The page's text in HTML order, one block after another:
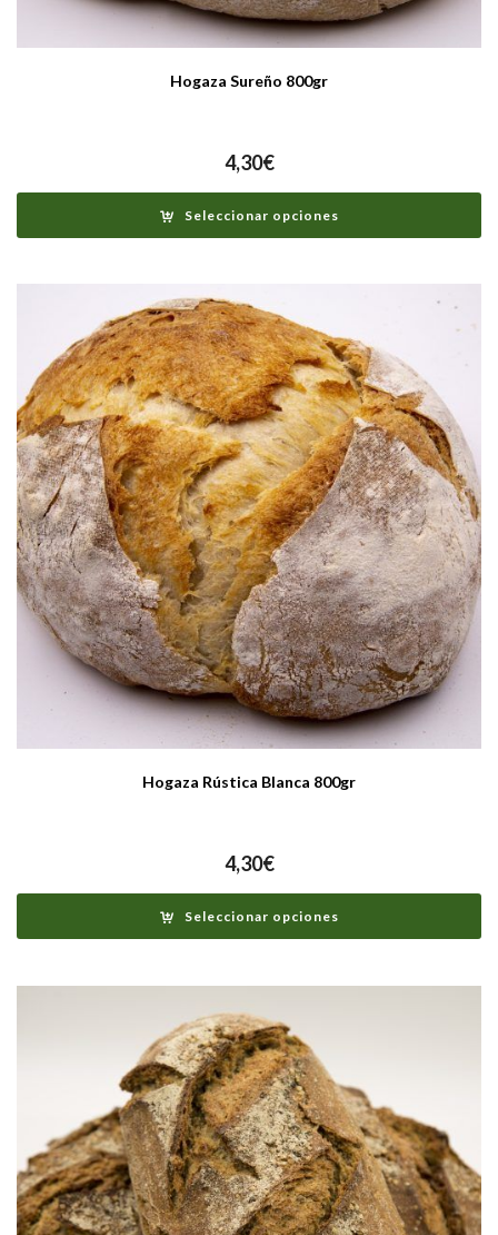
Hogaza Sureño 800gr
4,30€
Seleccionar opciones
Hogaza Rústica Blanca 800gr
4,30€
Seleccionar opciones